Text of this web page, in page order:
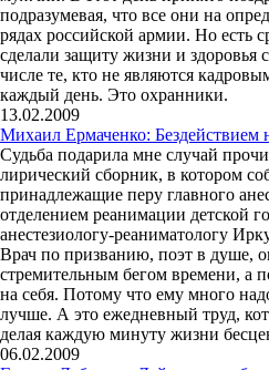
подразумевая, что все они на
рядах российской армии. Но есть
сделали защиту жизни и здоровья
числе те, кто не являются
каждый день. Это охранники.
13.02.2009
Михаил Ермаченко:
Судьба подарила мне случай
лирический сборник, в котором
принадлежащие перу главного
отделением реанимации детской
анестезиологу-реаниматологу
Врач по призванию, поэт в душе,
стремительным бегом времени, а
на себя. Потому что ему много
лучше. А это ежедневный труд,
делая каждую минуту жизни
06.02.2009